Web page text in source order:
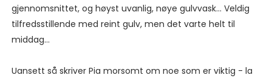
gjennomsnittet, og høyst uvanlig, nøye gulvvask... Veldig
tilfredsstillende med reint gulv, men det varte helt til
middag...
Uansett så skriver Pia morsomt om noe som er viktig - la